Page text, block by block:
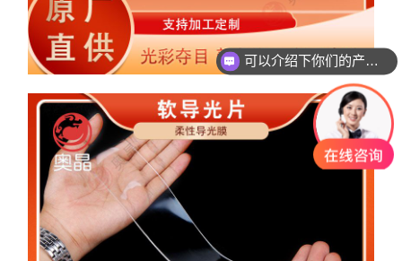
光纤发光布 光纤布料光纤面料七彩光纤布变色发
光布纺织光纤发光
可以介绍下你们的产品么？